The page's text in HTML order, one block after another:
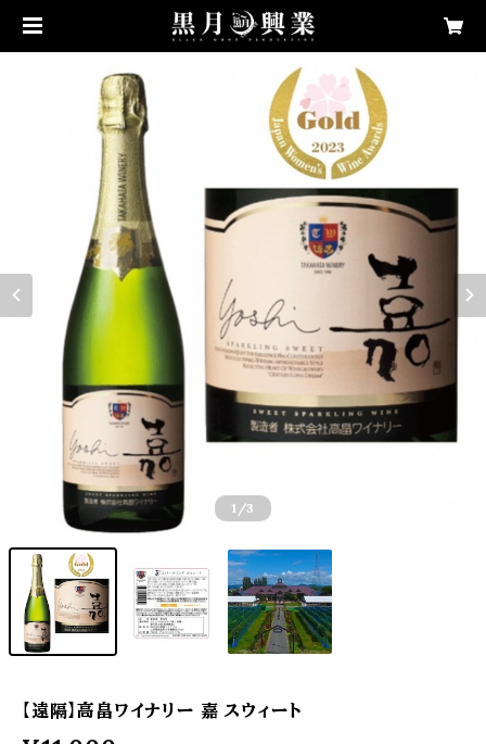
1 /3
【遠隔】高畠ワイナリー 嘉 スウィート